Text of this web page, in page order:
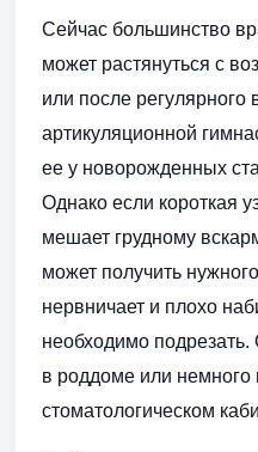
Сейчас большинство
может растянуться с
или после
артикуляционной
ее у новорожденных
Однако если короткая
мешает грудному
может получить
нервничает и плохо
необходимо
в роддоме или немного
стоматологическом